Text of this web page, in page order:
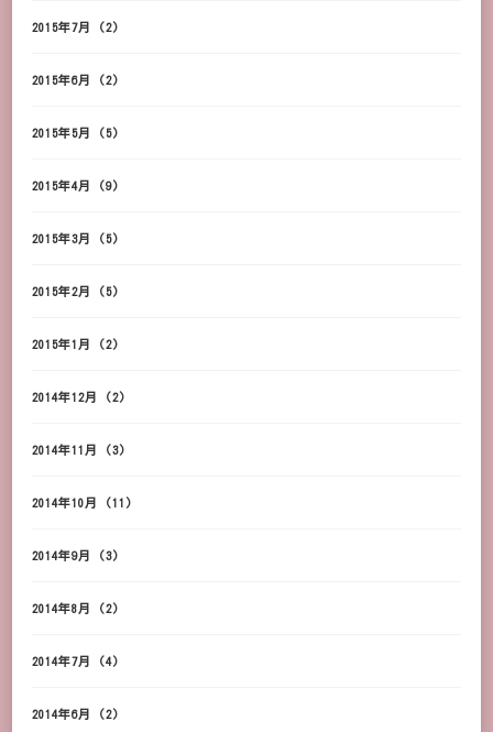
2015年7月 (2)
2015年6月 (2)
2015年5月 (5)
2015年4月 (9)
2015年3月 (5)
2015年2月 (5)
2015年1月 (2)
2014年12月 (2)
2014年11月 (3)
2014年10月 (11)
2014年9月 (3)
2014年8月 (2)
2014年7月 (4)
2014年6月 (2)